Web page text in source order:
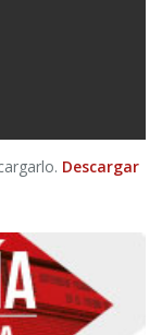
Descargar